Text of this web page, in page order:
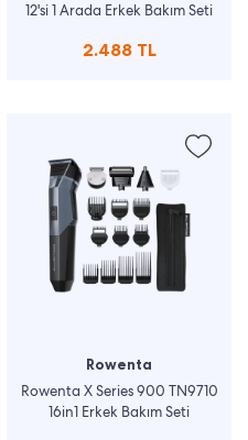
12'si 1 Arada Erkek Bakım Seti
2.488 TL
Rowenta
Rowenta X Series 900 TN9710
16in1 Erkek Bakım Seti